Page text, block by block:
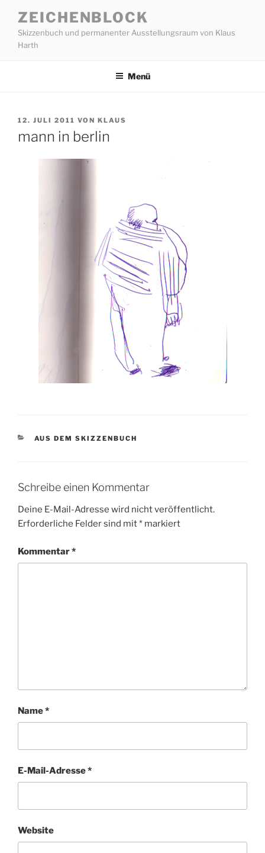
Inhalt
springen
ZEICHENBLOCK
Skizzenbuch und permanenter Ausstellungsraum von Klaus
Harth
Menü
VERÖFFENTLICHT
12. JULI 2011 VON KLAUS
mann in berlin
KATEGORIEN
AUS DEM SKIZZENBUCH
Schreibe einen Kommentar
Deine E-Mail-Adresse wird nicht veröffentlicht.
Erforderliche Felder sind mit* markiert
Kommentar*
Name*
E-Mail-Adresse*
Website